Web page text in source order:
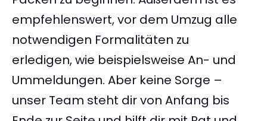
empfehlenswert, vor dem Umzug alle
notwendigen Formalitäten zu
erledigen, wie beispielsweise An- und
Ummeldungen. Aber keine Sorge –
unser Team steht dir von Anfang bis